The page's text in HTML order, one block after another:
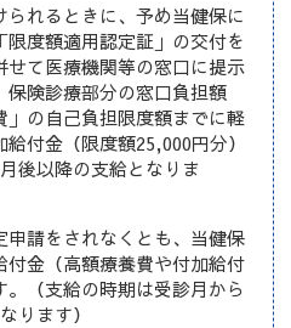
られるときに、予め当健保に
限度額適用認定証」の交付を
せて医療機関等の窓口に提示
保険診療部分の窓口負担額
」の自己負担限度額までに軽
付金（限度額25,000円分）
後以降の支給となりま
請をされなくとも、当健保
付金（高額療養費や付加給付
。（支給の時期は受診月から
ります）